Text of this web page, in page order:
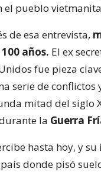
el pueblo
de esa entrevista,
años. El ex
fue pieza
serie de conflictos
mitad del siglo
la Guerra
hasta hoy, y
donde pisó